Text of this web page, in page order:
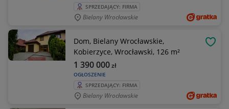
SPRZEDAJĄCY: FIRMA
Bielany Wrocławskie
Dom, Bielany Wrocławskie,
Kobierzyce, Wrocławski, 126 m²
OGŁOSZENIE
1 390 000zł
SPRZEDAJĄCY: FIRMA
Bielany Wrocławskie